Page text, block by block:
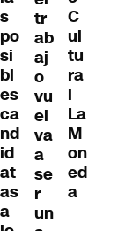
s
po
si
bl
es
ca
nd
id
at
as
a
tr
ab
aj
o
vu
el
va
a
se
r
un
C
ul
tu
ra
l
La
M
on
ed
a